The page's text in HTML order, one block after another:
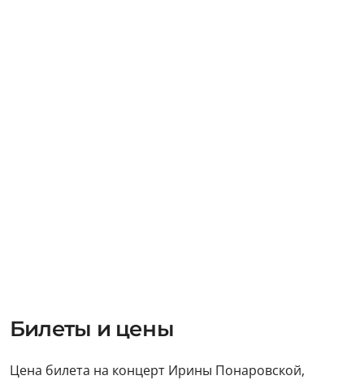
Билеты и цены
Цена билета на концерт Ирины Понаровской,